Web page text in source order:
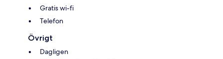
Gratis wi-fi
Telefon
Övrigt
Dagligen